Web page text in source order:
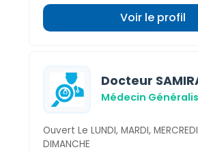
Voir le profil
Docteur
Médecin
Ouvert Le LUNDI, MARDI,
DIMANCHE